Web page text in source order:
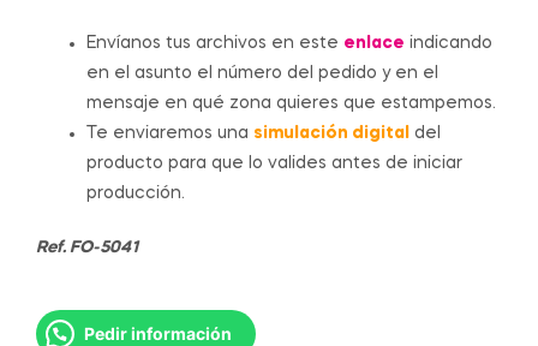
Envíanos tus archivos en este enlace indicando
en el asunto el número del pedido y en el
mensaje en qué zona quieres que estampemos.
Te enviaremos una simulación digital del
producto para que lo valides antes de iniciar
producción.
Ref. FO-5041
Pedir información